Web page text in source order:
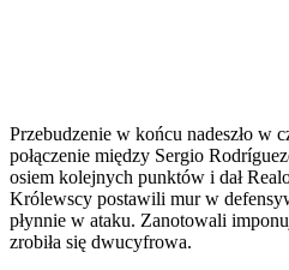
Przebudzenie w końcu nadeszło w
połączenie między Sergio
osiem kolejnych punktów i dał
Królewscy postawili mur w
płynnie w ataku. Zanotowali
zrobiła się dwucyfrowa.